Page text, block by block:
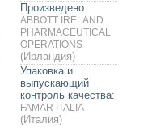
Произведено:
ABBOTT IRELAND
PHARMACEUTICAL
OPERATIONS
(Ирландия)
Упаковка и
выпускающий
контроль качества:
FAMAR ITALIA
(Италия)